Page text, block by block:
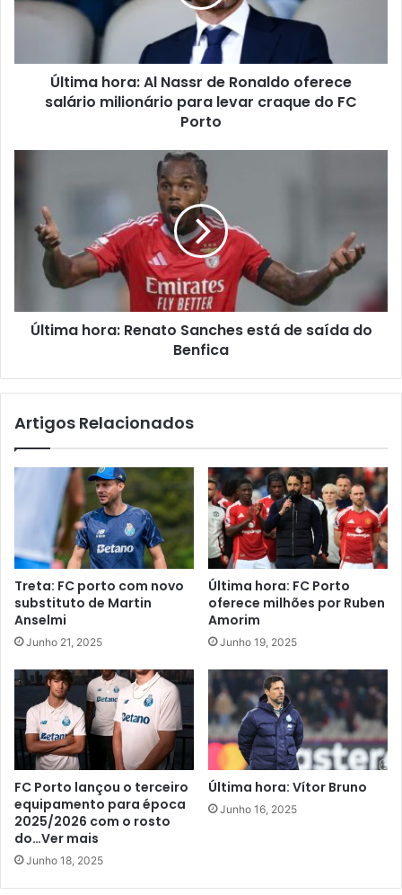
Última hora: Al Nassr de Ronaldo oferece
salário milionário para levar craque do FC
Porto
Última hora: Renato Sanches está de saída do
Benfica
Artigos Relacionados
Treta: FC porto com novo
substituto de Martin
Anselmi
Junho 21, 2025
Última hora: FC Porto
oferece milhões por Ruben
Amorim
Junho 19, 2025
FC Porto lançou o terceiro
equipamento para época
2025/2026 com o rosto
do…Ver mais
Junho 18, 2025
Última hora: Vítor Bruno
Junho 16, 2025